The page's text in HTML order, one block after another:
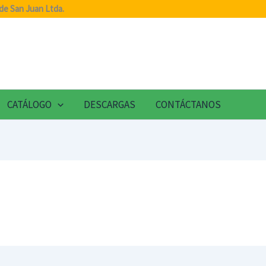
San Juan Ltda.
CATÁLOGO DESCARGAS CONTÁCTANOS